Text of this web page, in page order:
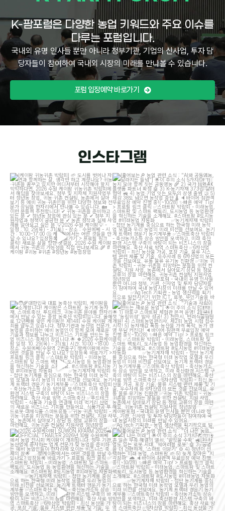
K-팜포럼은 다양한 농업 키워드와 주요 이슈를
다루는 포럼입니다.
국내외 유명 인사들 뿐만 아니라 정부기관, 기업의 신사업, 투자 담
당자들이 참여하여 국내외 시장의 미래를 만나볼 수 있습니다.
포럼 입장예약 바로가기
인스타그램
[케이팜 귀농귀촌 박람회]
도시를 벗어나
자연과 함께하는 삶, 생각만 하고 계셨나요?...
4 4
[훑어보는
농업 관련 소식 : "AI와 공동영농,
달라지는 들녘"]
이...
12 2
대한민국 대표 농축산 박람회, 케이팜을 소
개합니다!
케이팜은 ...
23 10
[훑어보는
농업 관련 소식 : "기술과 사람이
만드는 새로운 농업"]
...
13 5
[2026 수원케이팜] SUWON KFARM
2026
OFFICIAL TRAILER...
7 5
[훑어보는
농업 관련 소식 : "더 나은 농업,
더 나은 미래"]
이...
15 5